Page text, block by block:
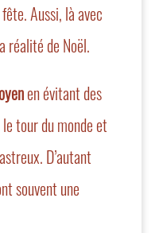
Aussi, là avec
réalité de Noël.
en évitant des
tour du monde et
D’autant
souvent une